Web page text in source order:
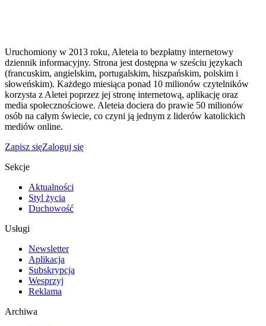
Uruchomiony w 2013 roku, Aleteia to bezpłatny internetowy
dziennik informacyjny. Strona jest dostępna w sześciu językach
(francuskim, angielskim, portugalskim, hiszpańskim, polskim i
słoweńskim). Każdego miesiąca ponad 10 milionów czytelników
korzysta z Aletei poprzez jej stronę internetową, aplikację oraz
media społecznościowe. Aleteia dociera do prawie 50 milionów
osób na całym świecie, co czyni ją jednym z liderów katolickich
mediów online.
Zapisz sięZaloguj się
Sekcje
Aktualności
Styl życia
Duchowość
Usługi
Newsletter
Aplikacja
Subskrypcja
Wesprzyj
Reklama
Archiwa